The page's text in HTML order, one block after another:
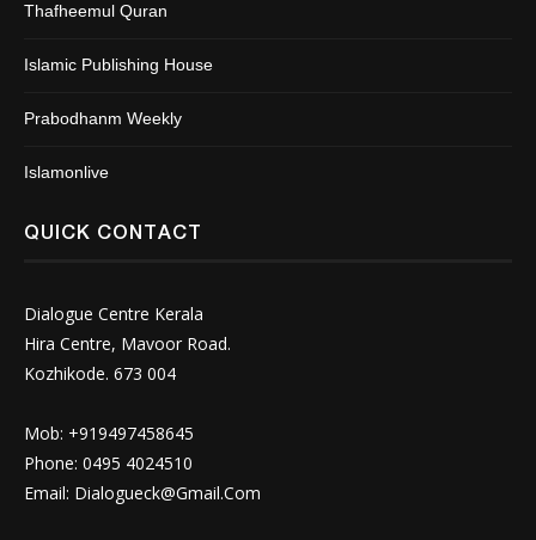
Thafheemul Quran
Islamic Publishing House
Prabodhanm Weekly
Islamonlive
QUICK CONTACT
Dialogue Centre Kerala
Hira Centre, Mavoor Road.
Kozhikode. 673 004
Mob: +919497458645
Phone: 0495 4024510
Email: Dialogueck@Gmail.Com